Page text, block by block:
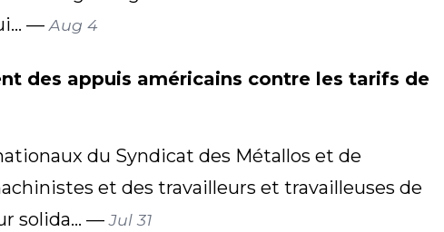
—Aug 4
des appuis américains contre les tarifs de
du Syndicat des Métallos et de
et des travailleurs et travailleuses de
solida... —Jul 31